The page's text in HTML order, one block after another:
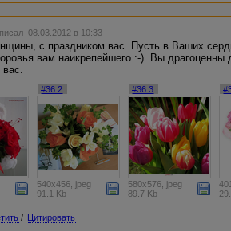
08.03.2012 в 10:33
с праздником вас. Пусть в Ваших
вам наикрепейшего :-). Вы
вас.
#36.2
540x456, jpeg
91.1 Kb
#36.3
580x576, jpeg
89.7 Kb
/ Цитировать